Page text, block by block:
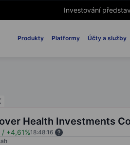
Investování
Produkty Platformy Účty a služby
Health Investments
/ +4,61%18:48:16